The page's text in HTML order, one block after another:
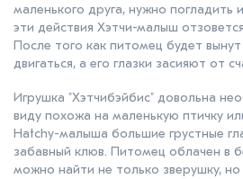
маленького друга, нужно погладить
эти действия Хэтчи-малыш
После того как питомец будет
двигаться, а его глазки засияют от
Игрушка "Хэтчибэйбис" довольна
виду похожа на маленькую птичку
Hatchy-малыша большие грустные
забавный клюв. Питомец облачен в
можно найти не только зверушку,